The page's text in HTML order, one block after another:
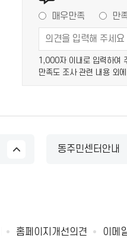
매우만족 만
1,000자 이내로 입력하여
만족도 조사 관련 내용 외
동주민센터안내
홈페이지개선의견 이메